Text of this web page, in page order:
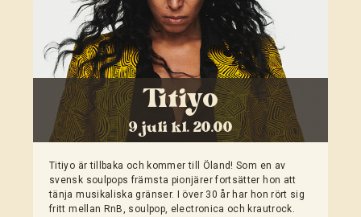
Titiyo
9 juli kl. 20.00
Titiyo är tillbaka och kommer till Öland! Som en av
svensk soulpops främsta pionjärer fortsätter hon att
tänja musikaliska gränser. I över 30 år har hon rört sig
fritt mellan RnB, soulpop, electronica och krautrock.